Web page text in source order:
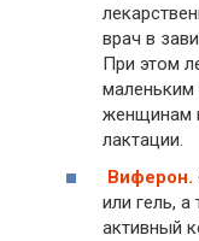
врач в
При этом
маленьким
женщинам
лактации.
Виферон.
или гель,
активный